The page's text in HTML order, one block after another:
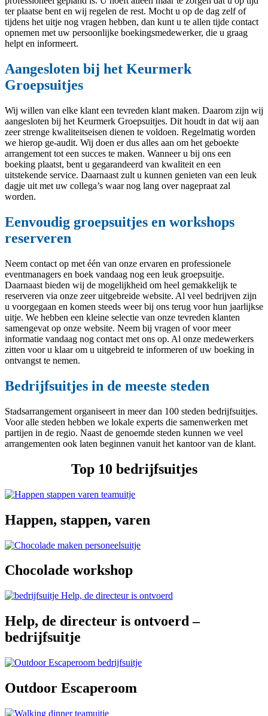
ter plaatse bent en wij regelen de rest. Mocht u op de dag zelf of
tijdens het uitje nog vragen hebben, dan kunt u te allen tijde contact
opnemen met uw persoonlijke boekingsmedewerker, die u graag
helpt en informeert.
Aangesloten bij het Keurmerk
Groepsuitjes
Wij willen van elke klant een tevreden klant maken. Daarom zijn wij
aangesloten bij het Keurmerk Groepsuitjes. Dit houdt in dat wij aan
zeer strenge kwaliteitseisen dienen te voldoen. Regelmatig worden
we hierop ge-audit. Wij doen er dus alles aan om het geboekte
arrangement tot een succes te maken. Wanneer u bij ons een
boeking plaatst, bent u gegarandeerd van kwaliteit en een
uitstekende service. Daarnaast zult u kunnen genieten van een leuk
dagje uit met uw collega’s waar nog lang over nagepraat zal
worden.
Eenvoudig groepsuitjes en workshops
reserveren
Neem contact op met één van onze ervaren en professionele
eventmanagers en boek vandaag nog een leuk groepsuitje.
Daarnaast bieden wij de mogelijkheid om heel gemakkelijk te
reserveren via onze zeer uitgebreide website. Al veel bedrijven zijn
u voorgegaan en komen steeds weer bij ons terug voor hun jaarlijkse
uitje. We hebben een kleine selectie van onze tevreden klanten
samengevat op onze website. Neem bij vragen of voor meer
informatie vandaag nog contact met ons op. Al onze medewerkers
zitten voor u klaar om u uitgebreid te informeren of uw boeking in
ontvangst te nemen.
Bedrijfsuitjes in de meeste steden
Stadsarrangement organiseert in meer dan 100 steden bedrijfsuitjes.
Voor alle steden hebben we lokale experts die samenwerken met
partijen in de regio. Naast de genoemde steden kunnen we veel
arrangementen ook laten beginnen vanuit het kantoor van de klant.
Top 10 bedrijfsuitjes
Happen, stappen, varen
Chocolade workshop
Help, de directeur is ontvoerd –
bedrijfsuitje
Outdoor Escaperoom